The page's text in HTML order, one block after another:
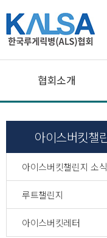
협회소개
아이스버킷챌
아이스버킷챌린지 소식
루트챌린지
아이스버킷레터